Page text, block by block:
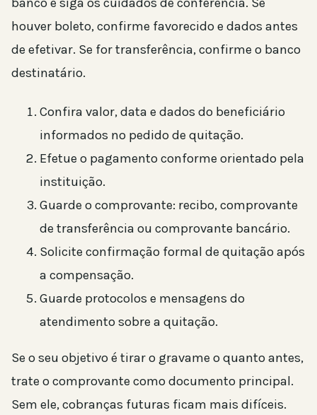
houver boleto, confirme favorecido e dados antes
de efetivar. Se for transferência, confirme o banco
destinatário.
Confira valor, data e dados do beneficiário
informados no pedido de quitação.
Efetue o pagamento conforme orientado pela
instituição.
Guarde o comprovante: recibo, comprovante
de transferência ou comprovante bancário.
Solicite confirmação formal de quitação após
a compensação.
Guarde protocolos e mensagens do
atendimento sobre a quitação.
Se o seu objetivo é tirar o gravame o quanto antes,
trate o comprovante como documento principal.
Sem ele, cobranças futuras ficam mais difíceis.